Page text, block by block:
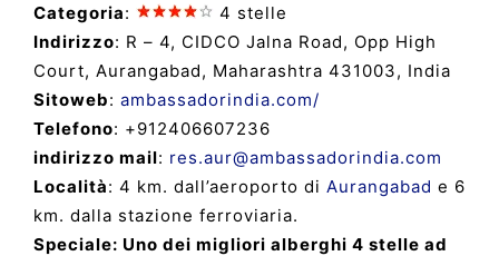
Categoria:
4 stelle
Indirizzo: R – 4, CIDCO Jalna Road, Opp High
Court, Aurangabad, Maharashtra 431003, India
Sitoweb: ambassadorindia.com/
Telefono: +912406607236
indirizzo mail: res.aur@ambassadorindia.com
Località: 4 km. dall’aeroporto di Aurangabad e 6
km. dalla stazione ferroviaria.
Speciale: Uno dei migliori alberghi 4 stelle ad